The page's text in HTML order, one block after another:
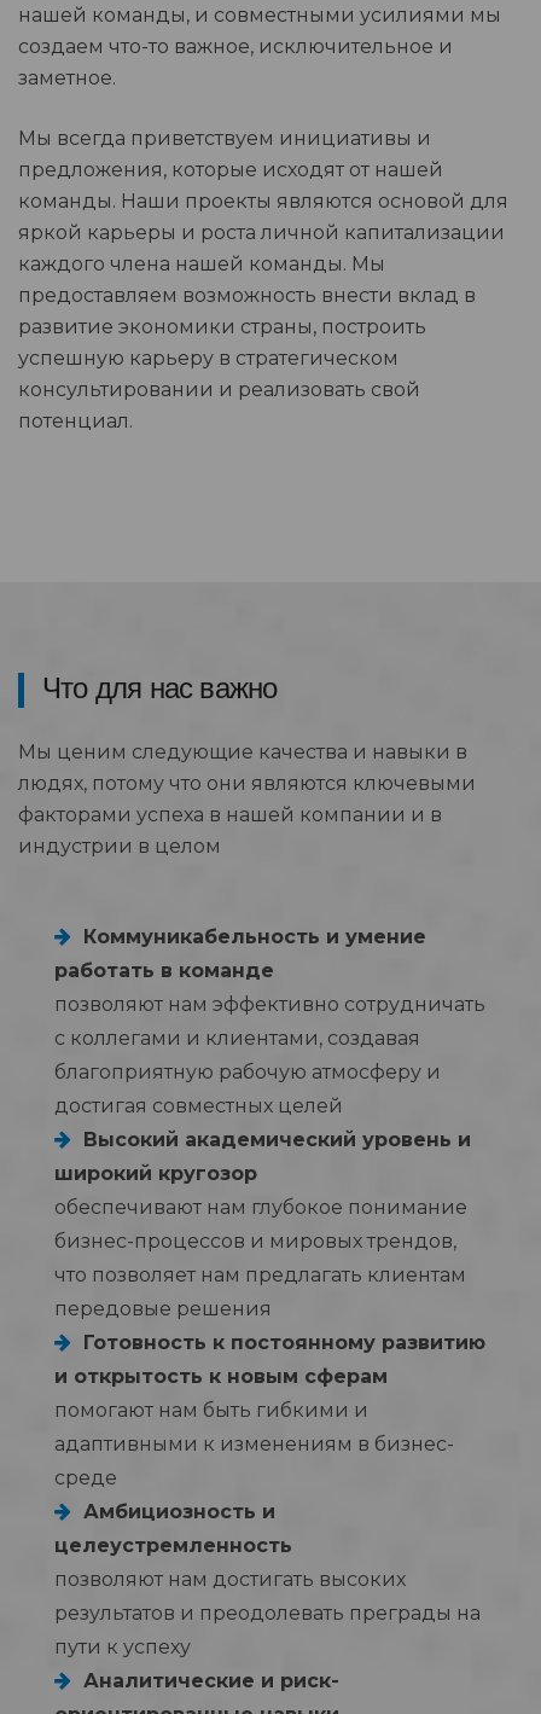
нашей команды, и совместными усилиями мы
создаем что-то важное, исключительное и
заметное.
Мы всегда приветствуем инициативы и
предложения, которые исходят от нашей
команды. Наши проекты являются основой для
яркой карьеры и роста личной капитализации
каждого члена нашей команды. Мы
предоставляем возможность внести вклад в
развитие экономики страны, построить
успешную карьеру в стратегическом
консультировании и реализовать свой
потенциал.
Что для нас важно
Мы ценим следующие качества и навыки в
людях, потому что они являются ключевыми
факторами успеха в нашей компании и в
индустрии в целом
Коммуникабельность и умение
работать в команде
позволяют нам эффективно сотрудничать
с коллегами и клиентами, создавая
благоприятную рабочую атмосферу и
достигая совместных целей
Высокий академический уровень и
широкий кругозор
обеспечивают нам глубокое понимание
бизнес-процессов и мировых трендов,
что позволяет нам предлагать клиентам
передовые решения
Готовность к постоянному развитию
и открытость к новым сферам
помогают нам быть гибкими и
адаптивными к изменениям в бизнес-
среде
Амбициозность и
целеустремленность
позволяют нам достигать высоких
результатов и преодолевать преграды на
пути к успеху
Аналитические и риск-